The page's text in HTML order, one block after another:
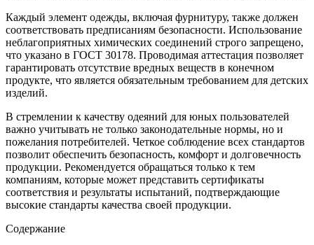
Каждый элемент одежды, включая фурнитуру, также должен
соответствовать предписаниям безопасности. Использование
неблагоприятных химических соединений строго запрещено,
что указано в ГОСТ 30178. Проводимая аттестация позволяет
гарантировать отсутствие вредных веществ в конечном
продукте, что является обязательным требованием для детских
изделий.
В стремлении к качеству одеяний для юных пользователей
важно учитывать не только законодательные нормы, но и
пожелания потребителей. Четкое соблюдение всех стандартов
позволит обеспечить безопасность, комфорт и долговечность
продукции. Рекомендуется обращаться только к тем
компаниям, которые может представить сертификаты
соответствия и результаты испытаний, подтверждающие
высокие стандарты качества своей продукции.
Содержание